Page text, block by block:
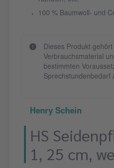
100 % Baumwoll- und
Dieses Produkt
Verbrauchsmaterial
bestimmten
Sprechstundenbedarf
Henry Schein
HS
1, 25 cm,